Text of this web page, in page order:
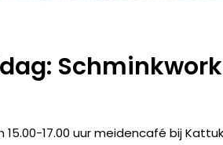
15.00-17.00 uur meidencafé bij